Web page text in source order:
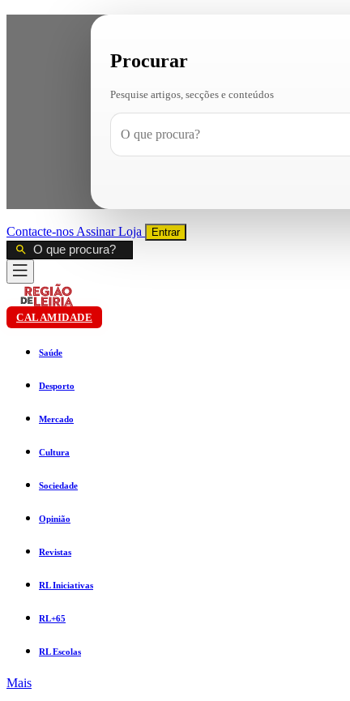
Procurar
Pesquise artigos, secções e conteúdos
Contacte-nos AssinarLoja Entrar
CALAMIDADE
Saúde
Desporto
Mercado
Cultura
Sociedade
Opinião
Revistas
RL Iniciativas
RL+65
RL Escolas
Mais